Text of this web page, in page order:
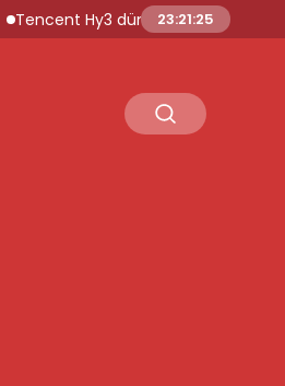
Hy3 dünya genelinde
23:21:25